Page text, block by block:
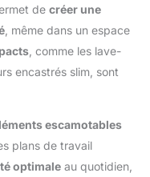
de créer une
, même dans un espace
, comme les lave-
encastrés slim, sont
escamotables
plans de travail
optimale au quotidien,